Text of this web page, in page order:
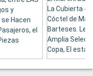
y
Hacen
el
La Cubierta 4,
Cóctel de
Barteses. Le
Amplia
Copa, El